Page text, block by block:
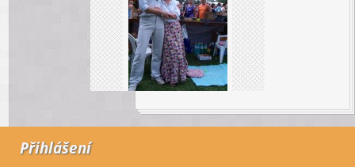
Přihlášení